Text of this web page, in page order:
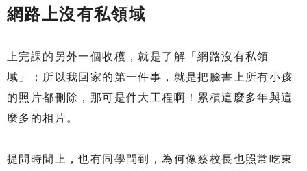
網路上沒有私領域
上完課的另外一個收穫，就是了解「網路沒有私領
域」；所以我回家的第一件事，就是把臉書上所有小孩
的照片都刪除，那可是件大工程啊！累積這麼多年與這
麼多的相片。
提問時間上，也有同學問到，為何像蔡校長也照常吃東